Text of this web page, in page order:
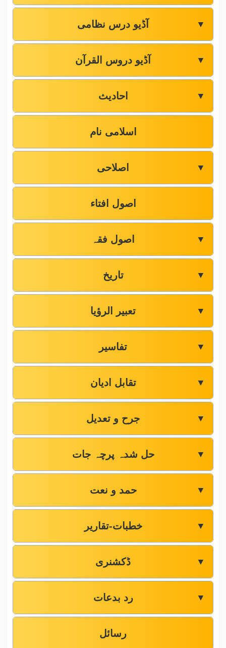
آڈیو درس نظامی ▼
آڈیو دروس القرآن ▼
احادیث ▼
اسلامی نام
اصلاحی ▼
اصول افتاء
اصول فقہ ▼
تاریخ ▼
تعبیر الرؤیا ▼
تفاسیر ▼
تقابل ادیان ▼
جرح و تعدیل ▼
حل شدہ پرچہ جات ▼
حمد و نعت ▼
خطبات-تقاریر ▼
ڈکشنری ▼
رد بدعات ▼
رسائل